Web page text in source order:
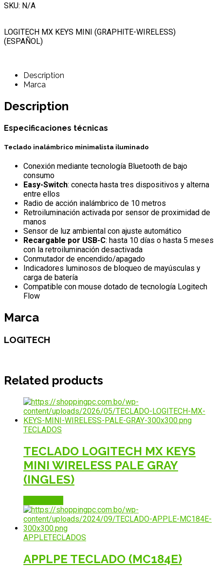
SKU: N/A
LOGITECH MX KEYS MINI (GRAPHITE-WIRELESS)
(ESPAÑOL)
Description
Marca
Description
Especificaciones técnicas
Teclado inalámbrico minimalista iluminado
Conexión mediante tecnología Bluetooth de bajo
consumo
Easy-Switch: conecta hasta tres dispositivos y alterna
entre ellos
Radio de acción inalámbrico de 10 metros
Retroiluminación activada por sensor de proximidad de
manos
Sensor de luz ambiental con ajuste automático
Recargable por USB-C: hasta 10 días o hasta 5 meses
con la retroiluminación desactivada
Conmutador de encendido/apagado
Indicadores luminosos de bloqueo de mayúsculas y
carga de batería
Compatible con mouse dotado de tecnología Logitech
Flow
Marca
LOGITECH
Related products
TECLADOS
TECLADO LOGITECH MX KEYS
MINI WIRELESS PALE GRAY
(INGLES)
APPLETECLADOS
APPLPE TECLADO (MC184E)